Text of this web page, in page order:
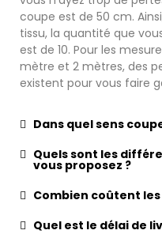
coupe est de 50 cm.
tissu, la quantité que
est de 10. Pour les
mètre et 2 mètres, des
existent pour vous faire
Dans quel sens
Quels sont les
vous proposez ?
Combien coûtent
Quel est le délai de